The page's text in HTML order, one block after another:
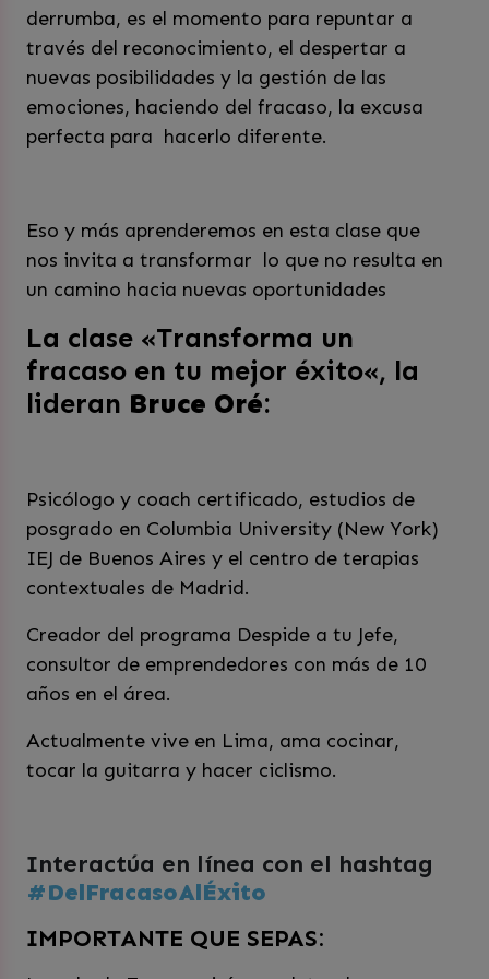
derrumba, es el momento para repuntar a
través del reconocimiento, el despertar a
nuevas posibilidades y la gestión de las
emociones, haciendo del fracaso, la excusa
perfecta para hacerlo diferente.
Eso y más aprenderemos en esta clase que
nos invita a transformar lo que no resulta en
un camino hacia nuevas oportunidades
La clase «Transforma un
fracaso en tu mejor éxito«, la
lideran Bruce Oré:
Psicólogo y coach certificado, estudios de
posgrado en Columbia University (New York)
IEJ de Buenos Aires y el centro de terapias
contextuales de Madrid.
Creador del programa Despide a tu Jefe,
consultor de emprendedores con más de 10
años en el área.
Actualmente vive en Lima, ama cocinar,
tocar la guitarra y hacer ciclismo.
Interactúa en línea con el hashtag
#DelFracasoAlÉxito
IMPORTANTE QUE SEPAS: